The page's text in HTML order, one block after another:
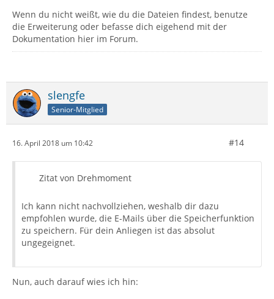
Wenn du nicht weißt, wie du die Dateien findest, benutze
die Erweiterung oder befasse dich eigehend mit der
Dokumentation hier im Forum.
slengfe
Senior-Mitglied
16. April 2018 um 10:42 #14
Zitat von Drehmoment
Ich kann nicht nachvollziehen, weshalb dir dazu
empfohlen wurde, die E-Mails über die Speicherfunktion
zu speichern. Für dein Anliegen ist das absolut
ungegeignet.
Nun, auch darauf wies ich hin: